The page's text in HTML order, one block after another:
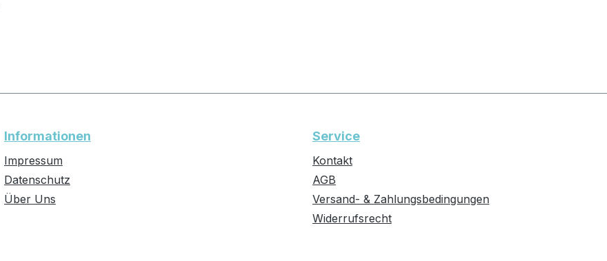
Informationen
Impressum
Datenschutz
Über Uns
Service
Kontakt
AGB
Versand- & Zahlungsbedingungen
Widerrufsrecht